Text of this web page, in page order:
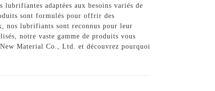
adaptées aux besoins variés de
sont formulés pour offrir des
nos lubrifiants sont reconnus pour leur
notre vaste gamme de produits vous
Material Co., Ltd. et découvrez pourquoi